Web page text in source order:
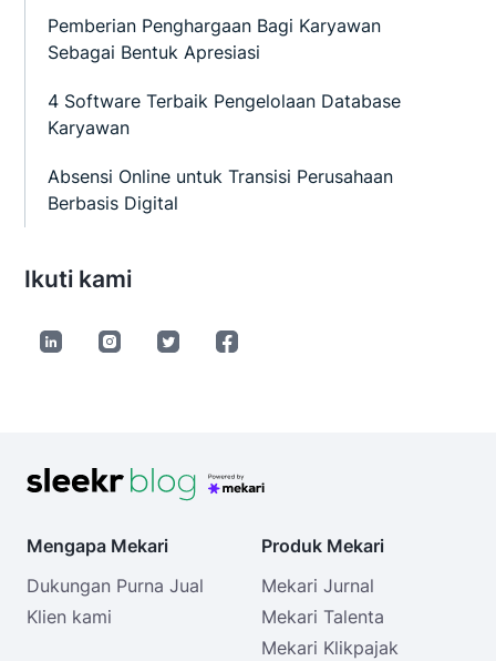
Pemberian Penghargaan Bagi Karyawan
Sebagai Bentuk Apresiasi
4 Software Terbaik Pengelolaan Database
Karyawan
Absensi Online untuk Transisi Perusahaan
Berbasis Digital
Ikuti kami
Mengapa Mekari
Dukungan Purna Jual
Klien kami
Produk Mekari
Mekari Jurnal
Mekari Talenta
Mekari Klikpajak